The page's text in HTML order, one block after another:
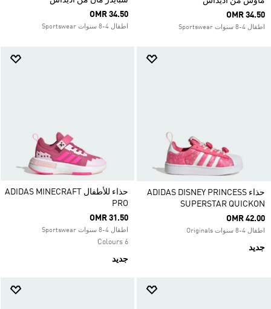
OMR 34.50
اطفال 4-8 سنوات Sportswear
OMR 34.50
اطفال 4-8 سنوات Sportswear
حذاء ADIDAS DISNEY PRINCESS
SUPERSTAR QUICKON
OMR 42.00
اطفال 4-8 سنوات Originals
جديد
حذاء للأطفال ADIDAS MINECRAFT
PRO
OMR 31.50
اطفال 4-8 سنوات Sportswear
6 Colours
جديد